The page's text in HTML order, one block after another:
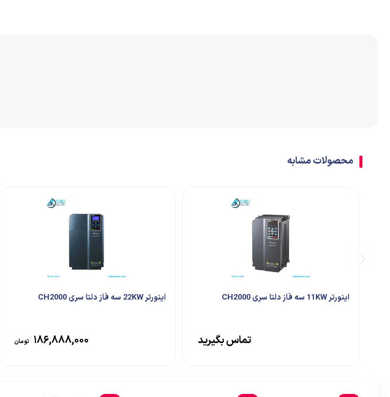
محصولات مشابه
اینورتر 11KW سه فاز دلتا سری CH2000
تماس بگیرید
اینورتر 22KW سه فاز دلتا سری CH2000
۱۸۶,۸۸۸,۰۰۰ تومان